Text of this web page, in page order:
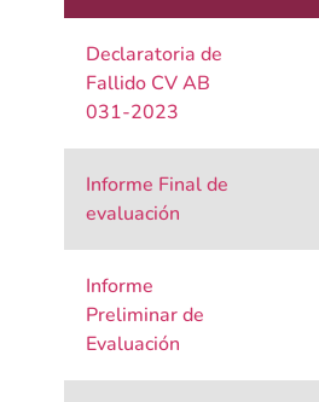
Declaratoria de
Fallido CV AB
031-2023
Informe Final de
evaluación
Informe
Preliminar de
Evaluación